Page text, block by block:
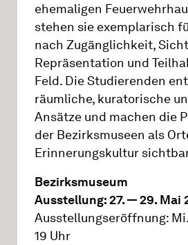
ehemaligen
stehen sie exemplarisch
nach Zugänglichkeit,
Repräsentation und
Feld. Die Studierenden
räumliche, kuratorische
Ansätze und machen die
der Bezirksmuseen als
Erinnerungskultur
Bezirksmuseum
Ausstellung: 27. — 29. Mai
Ausstellungseröffnung:
19 Uhr